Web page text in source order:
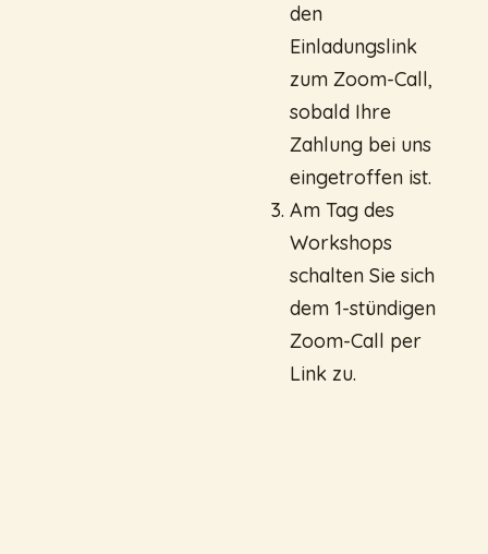
den
Einladungslink
zum Zoom-Call,
sobald Ihre
Zahlung bei uns
eingetroffen ist.
Am Tag des
Workshops
schalten Sie sich
dem 1-stündigen
Zoom-Call per
Link zu.